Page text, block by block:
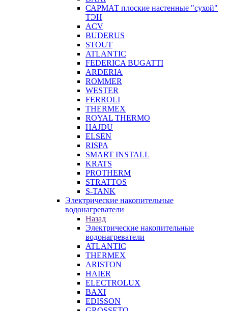
САРМАТ плоские настенные "сухой"
ТЭН
ACV
BUDERUS
STOUT
ATLANTIC
FEDERICA BUGATTI
ARDERIA
ROMMER
WESTER
FERROLI
THERMEX
ROYAL THERMO
HAJDU
ELSEN
RISPA
SMART INSTALL
KRATS
PROTHERM
STRATTOS
S-TANK
Электрические накопительные
водонагреватели
Назад
Электрические накопительные
водонагреватели
ATLANTIC
THERMEX
ARISTON
HAIER
ELECTROLUX
BAXI
EDISSON